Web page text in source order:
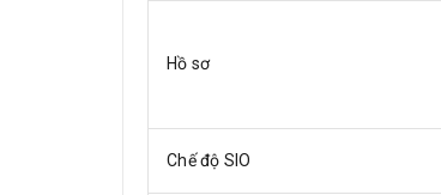
Hồ sơ
Chế độ SIO